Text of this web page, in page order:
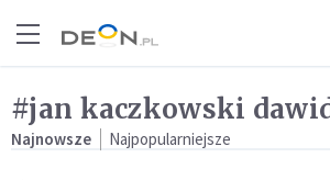
#jan kaczkowski
Najnowsze Najpopularniejsze